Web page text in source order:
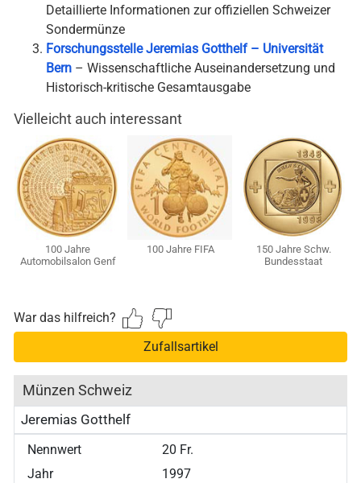
Detaillierte Informationen zur offiziellen Schweizer
Sondermünze
Forschungsstelle Jeremias Gotthelf – Universität
Bern – Wissenschaftliche Auseinandersetzung und
Historisch-kritische Gesamtausgabe
Vielleicht auch interessant
100 Jahre
Automobilsalon Genf
100 Jahre FIFA
150 Jahre Schw.
Bundesstaat
War das hilfreich?
Zufallsartikel
Münzen Schweiz
Jeremias Gotthelf
Nennwert
20 Fr.
Jahr
1997